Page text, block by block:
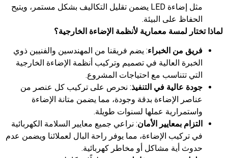
مثل إضاءة LED يضمن تقليل التكاليف بشكل مستمر، ويتيح
الحفاظ على البيئة.
لماذا تختار لمسة معمارية لأنظمة الإضاءة الخارجية؟
فريق من الخبراء: يضم فريقنا من المهندسين والفنيين ذوي
الخبرة العالية في تصميم وتركيب أنظمة الإضاءة الخارجية
التي تتناسب مع احتياجات المشروع.
جودة عالية في التنفيذ: نحرص على تركيب كل عنصر من
عناصر الإضاءة بدقة وجودة، مما يضمن متانة الإضاءة
واستمرارية عملها لسنوات طويلة.
التزام بمعايير الأمان: نراعي جميع معايير السلامة الكهربائية
في تركيب الإضاءة، مما يوفر راحة البال لعملائنا ويضمن عدم
حدوث أية مشاكل أو مخاطر كهربائية.